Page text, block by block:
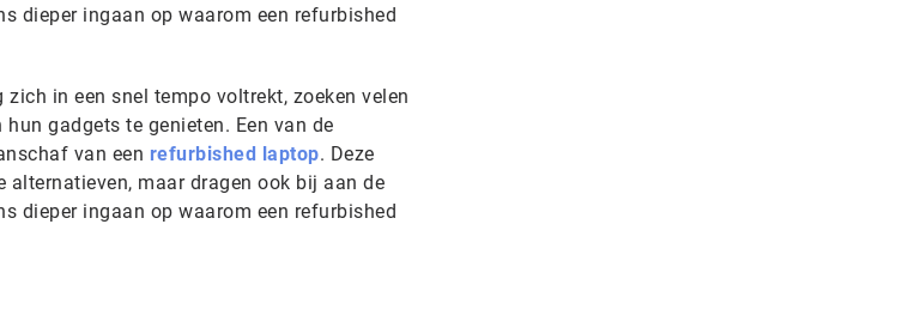
dieper ingaan op waarom een refurbished
in een snel tempo voltrekt, zoeken velen
gadgets te genieten. Een van de
van een refurbished laptop. Deze
maar dragen ook bij aan de
dieper ingaan op waarom een refurbished